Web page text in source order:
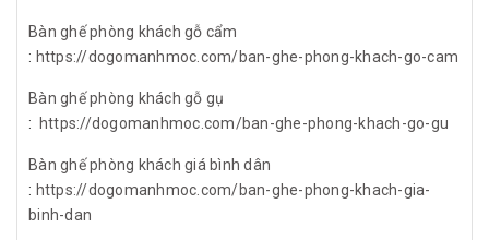
Bàn ghế phòng khách gỗ cẩm
: https://dogomanhmoc.com/ban-ghe-phong-khach-go-cam
Bàn ghế phòng khách gỗ gụ
: https://dogomanhmoc.com/ban-ghe-phong-khach-go-gu
Bàn ghế phòng khách giá bình dân
: https://dogomanhmoc.com/ban-ghe-phong-khach-gia-
binh-dan